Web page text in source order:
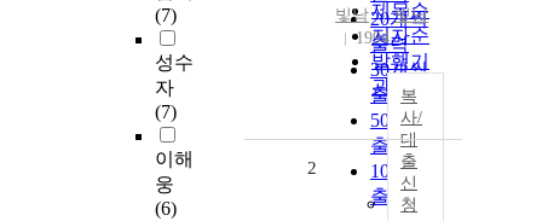
(7)
성수
자
(7)
이해
웅
(6)
제목순
저자순
발행기
관순
20개씩
출력
30개씩
출력
50개씩
출력
100개씩
출력
빛남
빛남
1994
복
사/
대
출
신
청
2